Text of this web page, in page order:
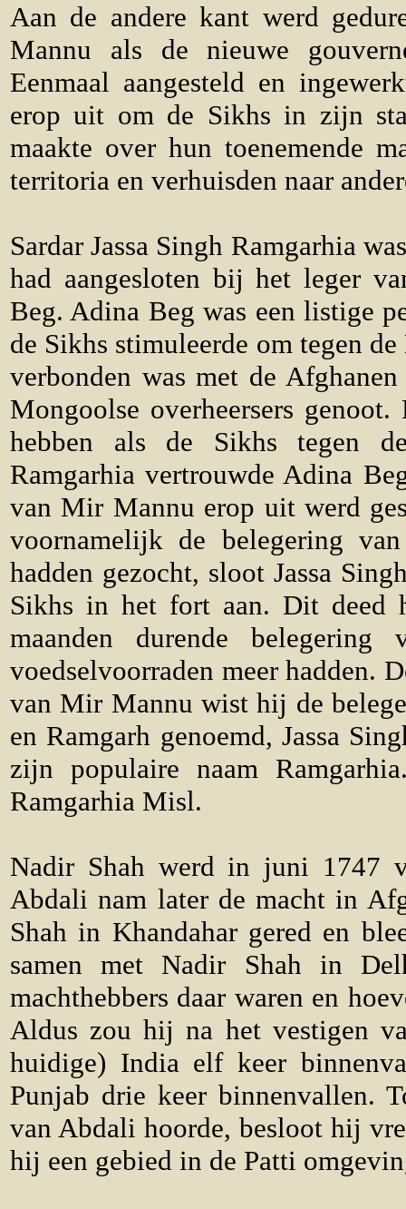
Aan de andere kant werd
Mannu als de nieuwe
Eenmaal aangesteld en
erop uit om de Sikhs in zijn
maakte over hun toenemende
territoria en verhuisden naar
Sardar Jassa Singh Ramgarhia
had aangesloten bij het leger
Beg. Adina Beg was een listige
de Sikhs stimuleerde om tegen
verbonden was met de
Mongoolse overheersers
hebben als de Sikhs tegen
Ramgarhia vertrouwde Adina
van Mir Mannu erop uit werd
voornamelijk de belegering
hadden gezocht, sloot Jassa
Sikhs in het fort aan. Dit deed
maanden durende
voedselvoorraden meer hadden.
van Mir Mannu wist hij de
en Ramgarh genoemd, Jassa
zijn populaire naam
Ramgarhia Misl.
Nadir Shah werd in juni 1747
Abdali nam later de macht in
Shah in Khandahar gered en
samen met Nadir Shah in
machthebbers daar waren en
Aldus zou hij na het vestigen
huidige) India elf keer
Punjab drie keer binnenvallen.
van Abdali hoorde, besloot hij
hij een gebied in de Patti